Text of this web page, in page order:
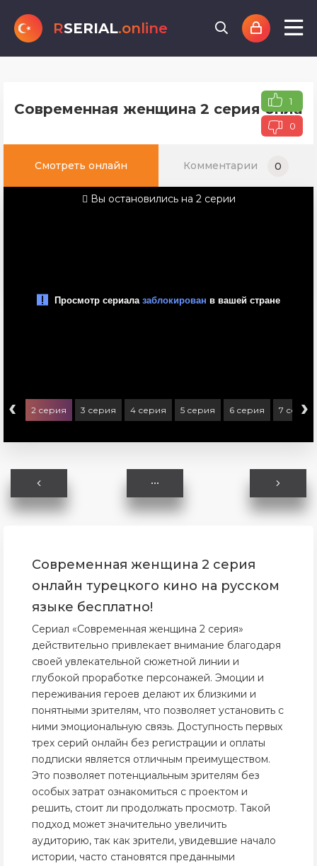
RSERIAL.online
Современная женщина 2 серия 1
0
Смотреть онлайн Комментарии 0
Вы остановились на 2 серии
‹ 2 серия 3 серия 4 серия 5 серия 6 серия 7 серия
›
Современная женщина 2 серия
онлайн турецкого кино на русском
языке бесплатно!
Сериал «Современная женщина 2 серия»
действительно привлекает внимание благодаря
своей увлекательной сюжетной линии и
глубокой проработке персонажей. Эмоции и
переживания героев делают их близкими и
понятными зрителям, что позволяет установить с
ними эмоциональную связь. Доступность первых
трех серий онлайн без регистрации и оплаты
подписки является отличным преимуществом.
Это позволяет потенциальным зрителям без
особых затрат ознакомиться с проектом и
решить, стоит ли продолжать просмотр. Такой
подход может значительно увеличить
аудиторию, так как зрители, увидевшие начало
истории, часто становятся преданными